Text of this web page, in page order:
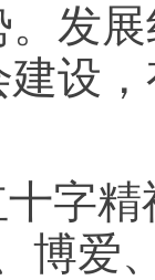
发
设
十字
博爱